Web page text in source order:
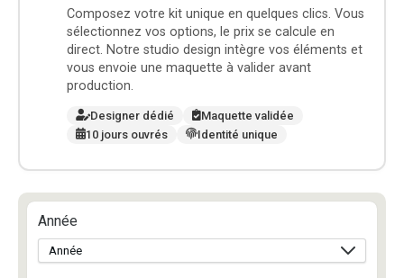
Composez votre kit unique en quelques clics. Vous
sélectionnez vos options, le prix se calcule en
direct. Notre studio design intègre vos éléments et
vous envoie une maquette à valider avant
production.
Designer dédié
Maquette validée
10 jours ouvrés
Identité unique
Année